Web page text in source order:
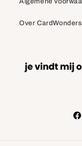
Over CardWonders